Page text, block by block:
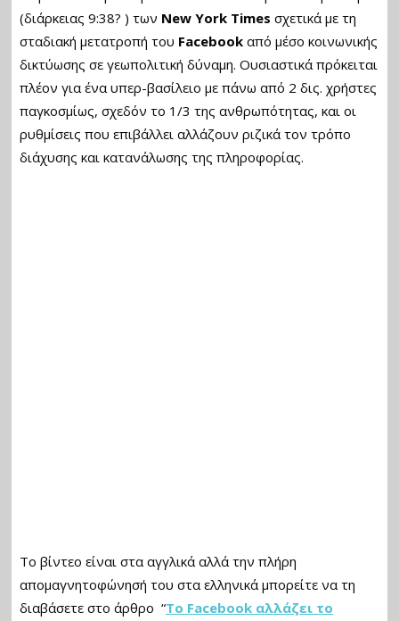
(διάρκειας 9:38? ) των New York Times σχετικά με τη
σταδιακή μετατροπή του Facebookαπό μέσο κοινωνικής
δικτύωσης σε γεωπολιτική δύναμη. Ουσιαστικά πρόκειται
πλέον για ένα υπερ-βασίλειο με πάνω από 2 δις. χρήστες
παγκοσμίως, σχεδόν το 1/3 της ανθρωπότητας, και οι
ρυθμίσεις που επιβάλλει αλλάζουν ριζικά τον τρόπο
διάχυσης και κατανάλωσης της πληροφορίας.
Το βίντεο είναι στα αγγλικά αλλά την πλήρη
απομαγνητοφώνησή του στα ελληνικά μπορείτε να τη
διαβάσετε στο άρθρο “Το Facebook αλλάζει το